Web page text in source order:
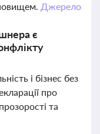
Джерело
є
і бізнес без
про
та